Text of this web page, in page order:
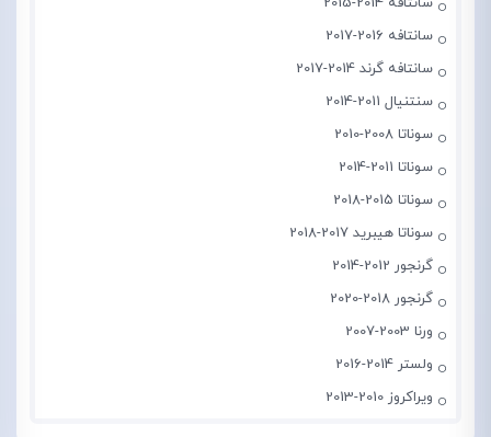
سانتافه 2016-2017
سانتافه گرند 2014-2017
سنتنیال 2011-2014
سوناتا 2008-2010
سوناتا 2011-2014
سوناتا 2015-2018
سوناتا هیبرید 2017-2018
گرنجور 2012-2014
گرنجور 2018-2020
ورنا 2003-2007
ولستر 2014-2016
ویراکروز 2010-2013